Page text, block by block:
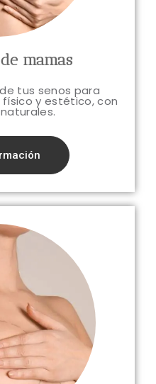
mamas
tus senos para
y estético, con